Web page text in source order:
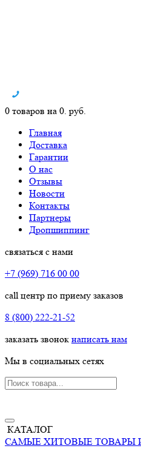
0 товаров на 0. руб.
Главная
Доставка
Гарантии
О нас
Отзывы
Новости
Контакты
Партнеры
Дропшиппинг
связаться с нами
+7 (969) 716 00 00
call центр по приему заказов
8 (800) 222-21-52
заказать звонок написать нам
Мы в социальных сетях
КАТАЛОГ
САМЫЕ ХИТОВЫЕ ТОВАРЫ